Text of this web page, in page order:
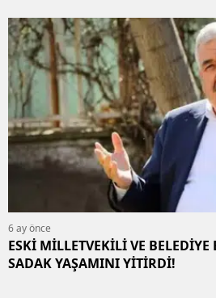
6 ay önce
ESKİ MİLLETVEKİLİ VE
SADAK YAŞAMINI YİTİRDİ!